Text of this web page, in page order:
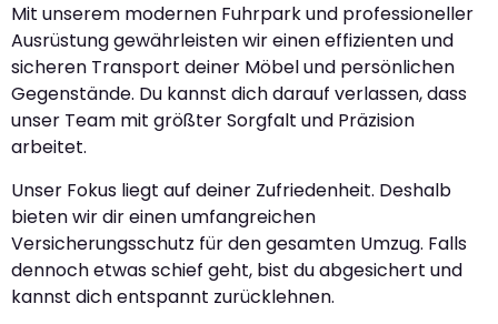
Mit unserem modernen Fuhrpark und professioneller
Ausrüstung gewährleisten wir einen effizienten und
sicheren Transport deiner Möbel und persönlichen
Gegenstände. Du kannst dich darauf verlassen, dass
unser Team mit größter Sorgfalt und Präzision
arbeitet.
Unser Fokus liegt auf deiner Zufriedenheit. Deshalb
bieten wir dir einen umfangreichen
Versicherungsschutz für den gesamten Umzug. Falls
dennoch etwas schief geht, bist du abgesichert und
kannst dich entspannt zurücklehnen.